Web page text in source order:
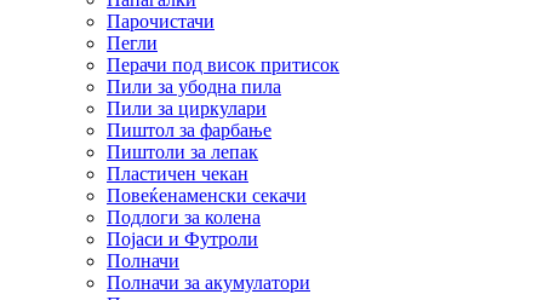
Парочистачи
Пегли
Перачи под висок притисок
Пили за убодна пила
Пили за циркулари
Пиштол за фарбање
Пиштоли за лепак
Пластичен чекан
Повеќенаменски секачи
Подлоги за колена
Појаси и Футроли
Полначи
Полначи за акумулатори